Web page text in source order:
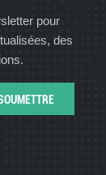
pour
des